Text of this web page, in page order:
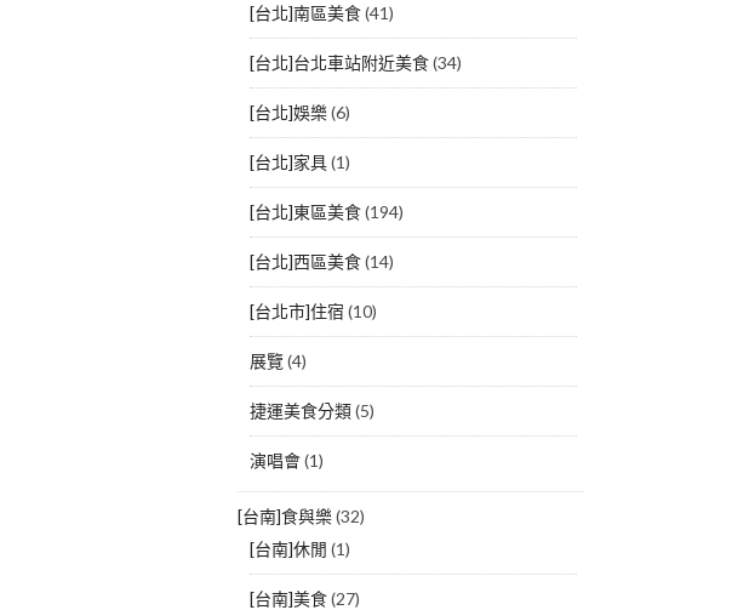
[台北]南區美食(41)
[台北]台北車站附近美食(34)
[台北]娛樂(6)
[台北]家具(1)
[台北]東區美食(194)
[台北]西區美食(14)
[台北市]住宿 (10)
展覽(4)
捷運美食分類(5)
演唱會(1)
[台南]食與樂(32)
[台南]休閒 (1)
[台南]美食(27)